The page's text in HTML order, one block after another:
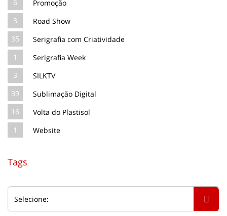
6
Promoção
3
Road Show
35
Serigrafia com Criatividade
1
Serigrafia Week
3
SILKTV
39
Sublimação Digital
16
Volta do Plastisol
1
Website
Tags